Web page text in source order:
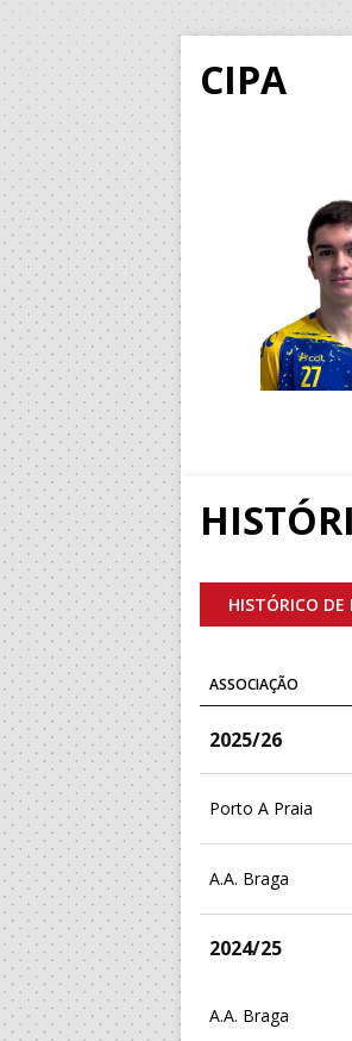
CIPA
HISTÓRICO DE
ASSOCIAÇÃO
2025/26
Porto A Praia
A.A. Braga
2024/25
A.A. Braga